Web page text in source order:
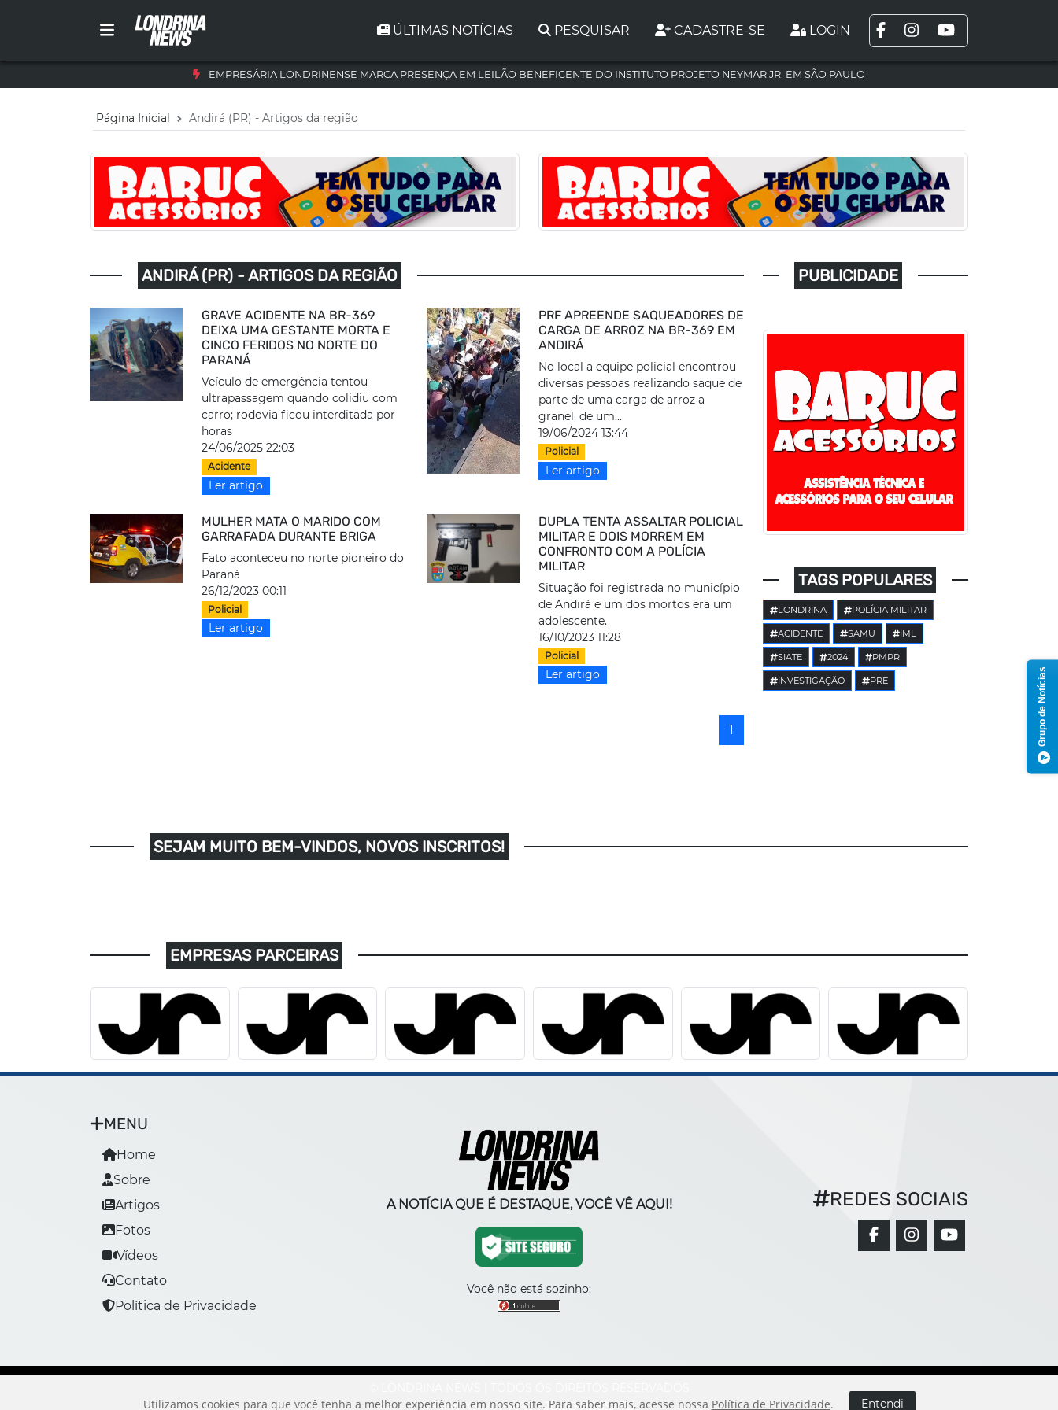
ÚLTIMAS NOTÍCIAS PESQUISAR CADASTRE-SE LOGIN
EMPRESÁRIA LONDRINENSE MARCA PRESENÇA EM LEILÃO BENEFICENTE DO INSTITUTO PROJETO NEYMAR JR. EM SÃO PAULO
Página Inicial Andirá (PR) - Artigos da região
ANDIRÁ (PR) - ARTIGOS DA REGIÃO
GRAVE ACIDENTE NA BR-369
DEIXA UMA GESTANTE MORTA E
CINCO FERIDOS NO NORTE DO
PARANÁ
Veículo de emergência tentou
ultrapassagem quando colidiu com
carro; rodovia ficou interditada por
horas
24/06/2025 22:03
Acidente
Ler artigo
PRF APREENDE SAQUEADORES DE
CARGA DE ARROZ NA BR-369 EM
ANDIRÁ
No local a equipe policial encontrou
diversas pessoas realizando saque de
parte de uma carga de arroz a
granel, de um...
19/06/2024 13:44
Policial
Ler artigo
MULHER MATA O MARIDO COM
GARRAFADA DURANTE BRIGA
Fato aconteceu no norte pioneiro do
Paraná
26/12/2023 00:11
Policial
Ler artigo
DUPLA TENTA ASSALTAR POLICIAL
MILITAR E DOIS MORREM EM
CONFRONTO COM A POLÍCIA
MILITAR
Situação foi registrada no município
de Andirá e um dos mortos era um
adolescente.
16/10/2023 11:28
Policial
Ler artigo
1
PUBLICIDADE
TAGS POPULARES
LONDRINA POLÍCIA MILITAR
ACIDENTE SAMU IML
SIATE 2024 PMPR
INVESTIGAÇÃO PRE
SEJAM MUITO BEM-VINDOS, NOVOS INSCRITOS!
EMPRESAS PARCEIRAS
A NOTÍCIA QUE É DESTAQUE, VOCÊ VÊ AQUI!
Você não está sozinho:
MENU
Home
Sobre
Artigos
Fotos
Vídeos
Contato
Política de Privacidade
REDES SOCIAIS
DESENVOLVIDO POR JÚLIO ROSSATO
Grupo de Notícias
Utilizamos cookies para que você tenha a melhor experiência em nosso site. Para saber mais, acesse nossa Política de Privacidade. Entendi